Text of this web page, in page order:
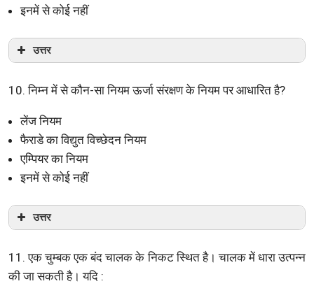
इनमें से कोई नहीं
उत्तर
10. निम्न में से कौन-सा नियम ऊर्जा संरक्षण के नियम पर आधारित है?
लेंज नियम
फैराडे का विद्युत विच्छेदन नियम
एम्पियर का नियम
इनमें से कोई नहीं
उत्तर
11. एक चुम्बक एक बंद चालक के निकट स्थित है। चालक में धारा उत्पन्न
की जा सकती है। यदि :